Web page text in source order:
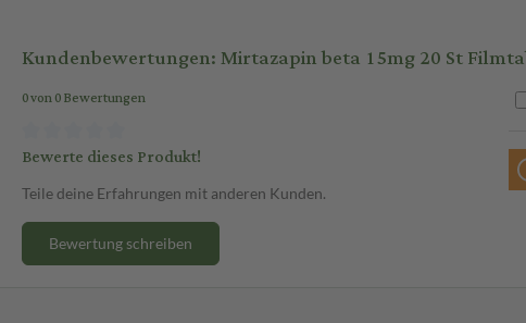
Kundenbewertungen: Mirtazapin beta 15mg 20 St
0 von 0 Bewertungen
Bewerte dieses Produkt!
Teile deine Erfahrungen mit anderen Kunden.
Bewertung schreiben